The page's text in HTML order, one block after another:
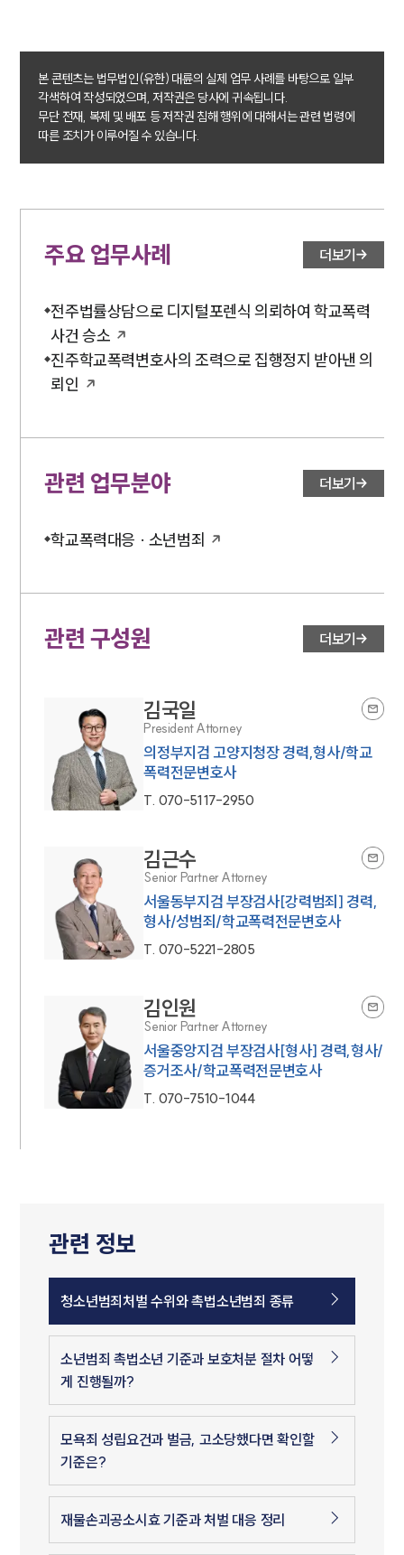
고객후기
업무분야
학교폭력대응팀 업무
전체
학교폭력전문변호사
소식/자료
언론보도
뉴스레터/브로슈어
대륜법률상담예약
본 콘텐츠는 법무법인(유한) 대륜의 실제 업무 사례를 바탕으로 일부
각색하여 작성되었으며, 저작권은 당사에 귀속됩니다.
무단 전재, 복제 및 배포 등 저작권 침해 행위에 대해서는 관련 법령에
따른 조치가 이루어질 수 있습니다.
주요 업무사례 더보기
전주법률상담으로 디지털포렌식 의뢰하여 학교폭력
사건 승소
진주학교폭력변호사의 조력으로 집행정지 받아낸 의
뢰인
관련 업무분야 더보기
학교폭력대응 · 소년범죄
관련 구성원 더보기
김국일
President Attorney
의정부지검 고양지청장 경력,형사/학교
폭력전문변호사
T. 070-5117-2950
김근수
Senior Partner Attorney
서울동부지검 부장검사[강력범죄] 경력,
형사/성범죄/학교폭력전문변호사
T. 070-5221-2805
김인원
Senior Partner Attorney
서울중앙지검 부장검사[형사] 경력,형사/
증거조사/학교폭력전문변호사
T. 070-7510-1044
관련 정보
청소년범죄처벌 수위와 촉법소년범죄 종류
소년범죄 촉법소년 기준과 보호처분 절차 어떻
게 진행될까?
모욕죄 성립요건과 벌금, 고소당했다면 확인할
기준은?
재물손괴공소시효 기준과 처벌 대응 정리